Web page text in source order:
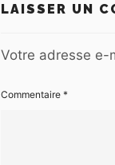
LAISSER UN
Votre adresse e-
Commentaire *